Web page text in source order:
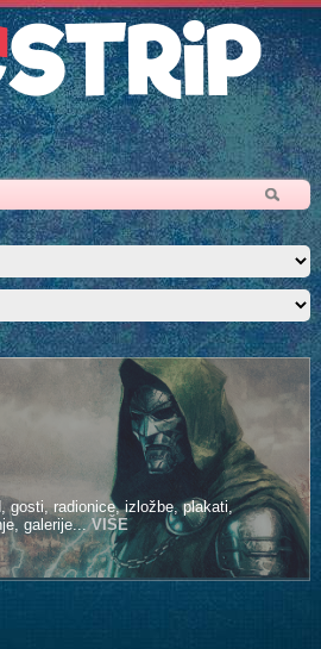
gosti, radionice, izložbe, plakati,
galerije...VIŠE
gosti, radionice, izložbe, plakati,
galerije...VIŠE